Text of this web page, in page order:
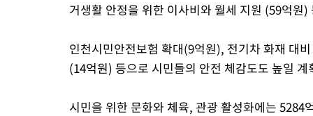
거생활 안정을 위한 이사비와 월세 지원 (59억원)
인천시민안전보험 확대(9억원), 전기차 화재 대
(14억원) 등으로 시민들의 안전 체감도도 높일 계
시민을 위한 문화와 체육, 관광 활성화에는 5284